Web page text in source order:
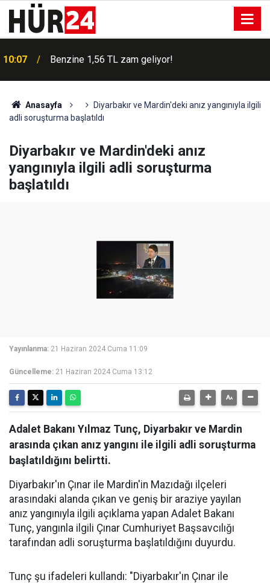
10:07 Benzine 1,56 TL zam geliyor!
Anasayfa
Diyarbakır ve Mardin'deki anız yangınıyla ilgili
adli soruşturma başlatıldı
Diyarbakır ve Mardin'deki anız
yangınıyla ilgili adli soruşturma
başlatıldı
Yayınlanma: 21 Haziran 2024 Cuma 11:09
Güncelleme: 21 Haziran 2024 Cuma 13:12
Adalet Bakanı Yılmaz Tunç, Diyarbakır ve Mardin
arasında çıkan anız yangını ile ilgili adli soruşturma
başlatıldığını belirtti.
Diyarbakır'ın Çınar ile Mardin'in Mazıdağı ilçeleri
arasındaki alanda çıkan ve geniş bir araziye yayılan
anız yangınıyla ilgili açıklama yapan Adalet Bakanı
Tunç, yangınla ilgili Çınar Cumhuriyet Başsavcılığı
tarafından adli soruşturma başlatıldığını duyurdu.
Tunç şu ifadeleri kullandı: "Diyarbakır'ın Çınar ile